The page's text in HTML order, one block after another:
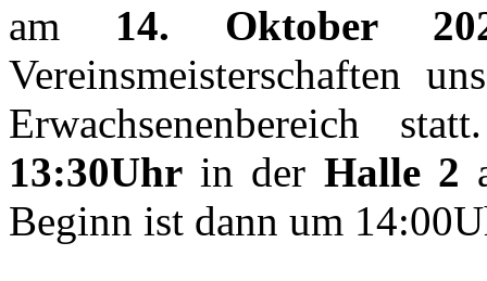
am 14. Oktober
Vereinsmeisterschaften
Erwachsenenbereich
13:30Uhr in der Halle 2
Beginn ist dann um